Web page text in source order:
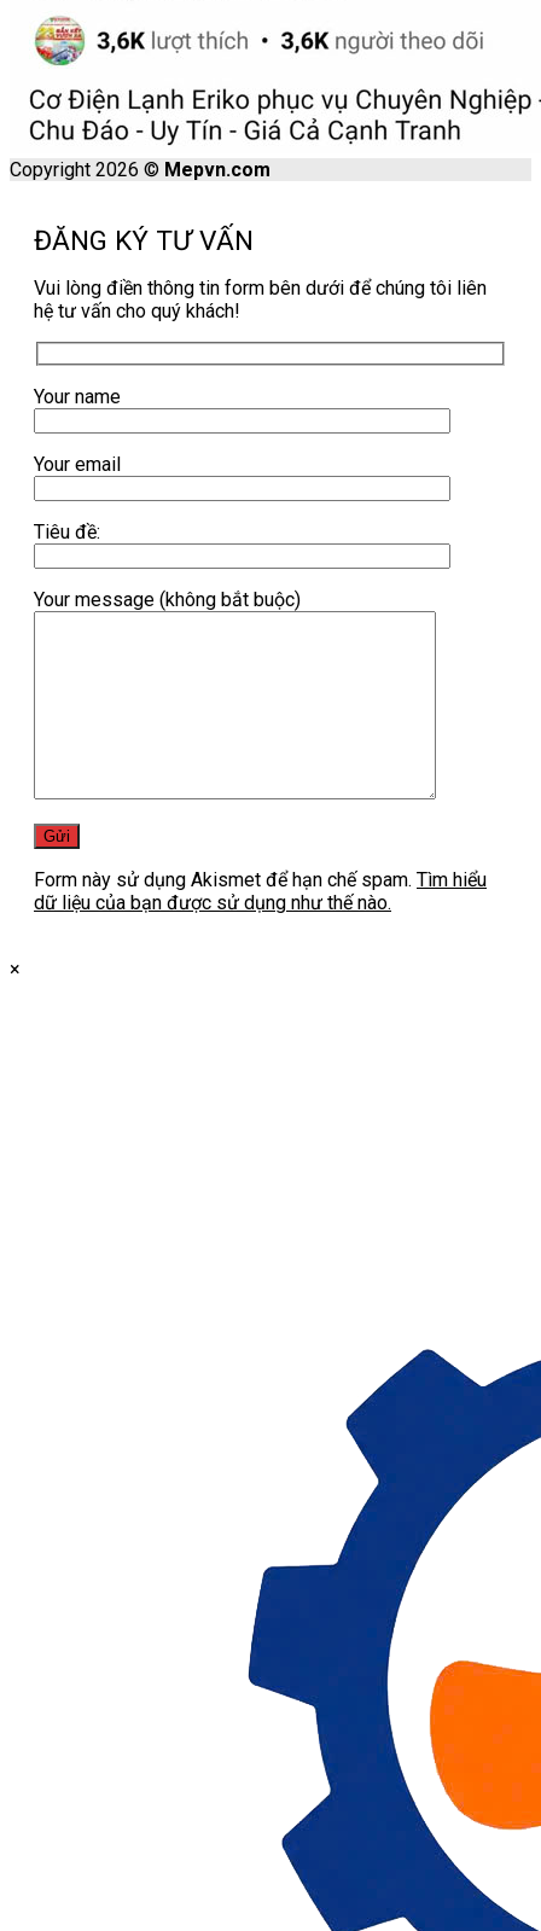
Copyright 2026 © Mepvn.com
ĐĂNG KÝ TƯ VẤN
Vui lòng điền thông tin form bên dưới để chúng tôi liên
hệ tư vấn cho quý khách!
Your name
Your email
Tiêu đề:
Your message (không bắt buộc)
Form này sử dụng Akismet để hạn chế spam. Tìm hiểu
dữ liệu của bạn được sử dụng như thế nào.
×